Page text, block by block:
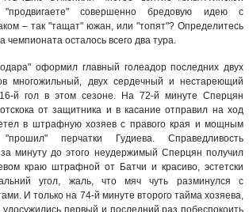
совершенно бредовую идею с
– так "тащат" южан, или "топят"? Определитесь
чемпионата осталось всего два тура.
оформил главный голеадор последних двух
многожильный, двух сердечный и нестареющий
й гол в этом сезоне. На 72-й минуте Сперцян
от защитника и в касание отправил на ход
в штрафную хозяев с правого края и мощным
перчатки Гудиева. Справедливость
минуту до этого неудержимый Сперцян получил
краю штрафной от Батчи и красиво, эстетски
угол, жаль, что мяч чуть разминулся с
И только на 74-й минуте второго тайма хозяева,
первый и последний раз побеспокоить